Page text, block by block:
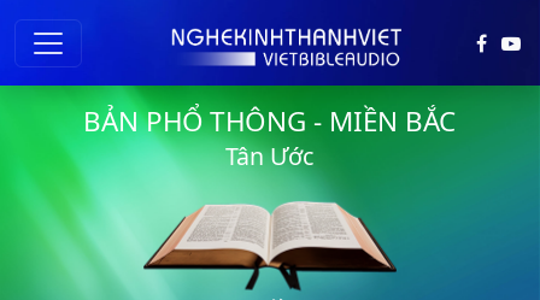
BẢN PHỔ THÔNG - MIỀN BẮC
Tân Ước